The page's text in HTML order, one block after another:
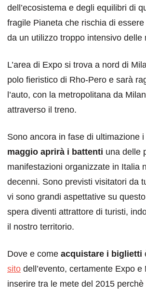
dell’ecosistema e degli equilibri di
fragile Pianeta che rischia di
da un utilizzo troppo intensivo delle
L’area di Expo si trova a nord di
polo fieristico di Rho-Pero e sarà
l’auto, con la metropolitana da
attraverso il treno.
Sono ancora in fase di ultimazione i
maggio aprirà i battenti una delle
manifestazioni organizzate in Italia
decenni. Sono previsti visitatori da
vi sono grandi aspettative su
spera diventi attrattore di turisti,
il nostro territorio.
Dove e come acquistare i biglietti
sito dell’evento, certamente Expo
inserire tra le mete del 2015